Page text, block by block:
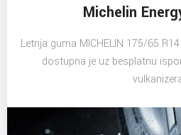
Michelin
Letnja guma MICHELIN 175/65
dostupna je uz besplatnu